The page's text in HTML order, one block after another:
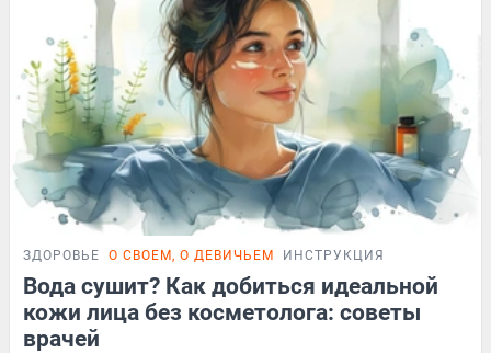
ЗДОРОВЬЕ О СВОЕМ, О ДЕВИЧЬЕМ ИНСТРУКЦИЯ
Вода сушит? Как добиться идеальной
кожи лица без косметолога: советы
врачей